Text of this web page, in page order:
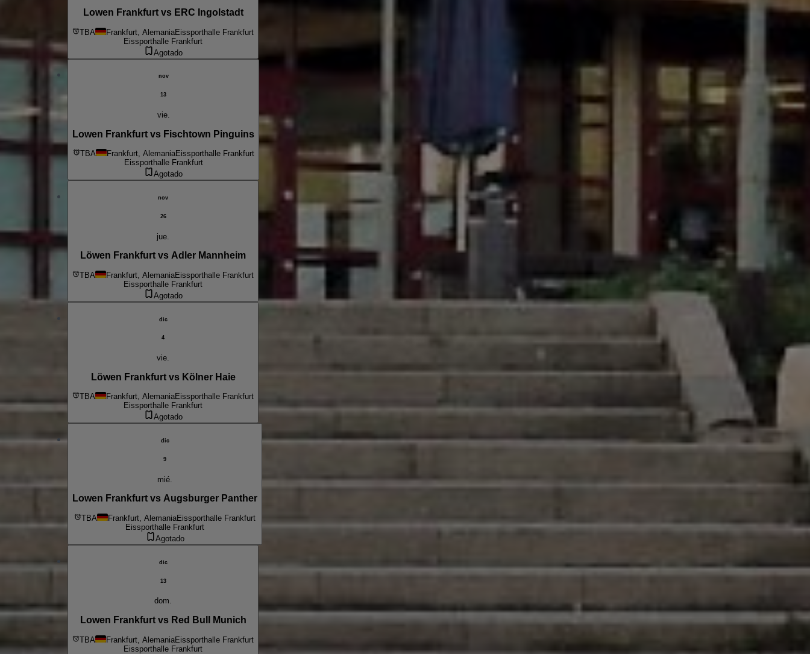
Lowen Frankfurt vs ERC Ingolstadt
TBA Frankfurt, AlemaniaEissporthalle Frankfurt
Eissporthalle Frankfurt
Agotado
nov
13
vie.
Lowen Frankfurt vs Fischtown Pinguins
TBA Frankfurt, AlemaniaEissporthalle Frankfurt
Eissporthalle Frankfurt
Agotado
nov
26
jue.
Löwen Frankfurt vs Adler Mannheim
TBA Frankfurt, AlemaniaEissporthalle Frankfurt
Eissporthalle Frankfurt
Agotado
dic
4
vie.
Löwen Frankfurt vs Kölner Haie
TBA Frankfurt, AlemaniaEissporthalle Frankfurt
Eissporthalle Frankfurt
Agotado
dic
9
mié.
Lowen Frankfurt vs Augsburger Panther
TBA Frankfurt, AlemaniaEissporthalle Frankfurt
Eissporthalle Frankfurt
Agotado
dic
13
dom.
Lowen Frankfurt vs Red Bull Munich
TBA Frankfurt, AlemaniaEissporthalle Frankfurt
Eissporthalle Frankfurt